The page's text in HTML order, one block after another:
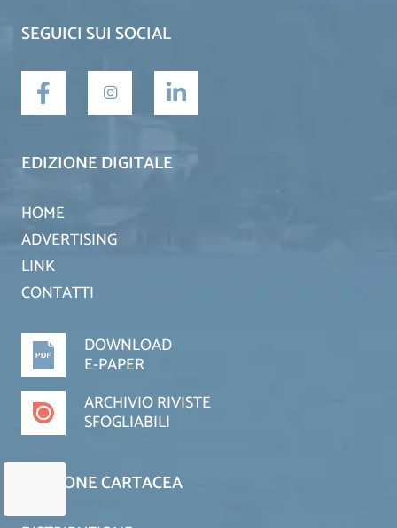
SEGUICI SUI SOCIAL
EDIZIONE DIGITALE
HOME
ADVERTISING
LINK
CONTATTI
DOWNLOAD
E-PAPER
ARCHIVIO RIVISTE
SFOGLIABILI
EDIZIONE CARTACEA